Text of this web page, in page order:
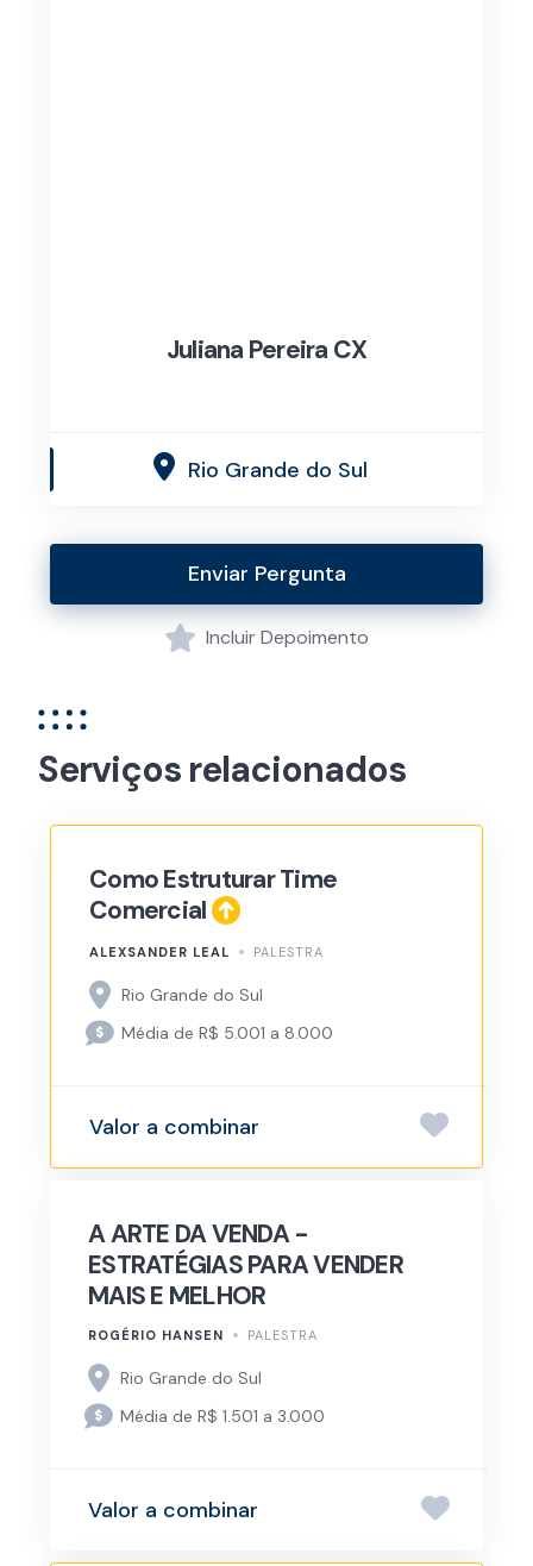
Juliana Pereira CX
Rio Grande do Sul
Enviar Pergunta
Incluir Depoimento
Serviços relacionados
Como Estruturar Time
Comercial
ALEXSANDER LEAL PALESTRA
Rio Grande do Sul
Média de R$ 5.001 a 8.000
Valor a combinar
A ARTE DA VENDA -
ESTRATÉGIAS PARA VENDER
MAIS E MELHOR
ROGÉRIO HANSEN PALESTRA
Rio Grande do Sul
Média de R$ 1.501 a 3.000
Valor a combinar